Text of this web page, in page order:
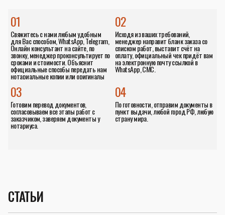
01
Свяжитесь с нами любым удобным
для Вас способом, WhatsApp, Telegram,
Онлайн консультант на сайте, по
звонку, менеджер проконсультирует по
сроками и стоимости. Объяснит
официальные способы передать нам
нотариальные копии или оригиналы
02
Исходя из ваших требований,
менеджер направит бланк заказа со
списком работ, выставит счёт на
оплату, официальный чек придёт вам
на электронную почту ссылкой в
WhatsApp, СМС.
04
По готовности, отправим документы в
пункт выдачи, любой город РФ, любую
страну мира.
03
Готовим перевод документов,
согласовываем все этапы работ с
заказчиком, заверяем документы у
нотариуса.
СТАТЬИ